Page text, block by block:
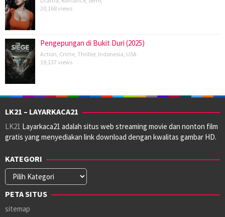
20,168 views
Pengepungan di Bukit Duri (2025)
Action Crime Thriller, Indonesia USA
19,137 views
LK21 – LAYARKACA21
LK21 Layarkaca21 adalah situs web streaming movie dan nonton film
gratis yang menyediakan link download dengan kwalitas gambar HD.
KATEGORI
Kategori
PETA SITUS
sitemap